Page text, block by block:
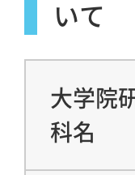
いて
大学院
科名